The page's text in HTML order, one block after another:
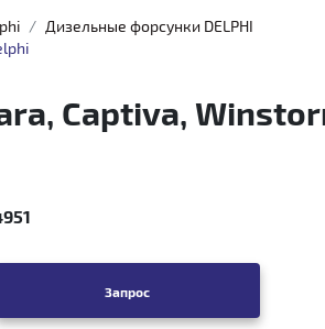
Дизельные форсунки DELPHI
Captiva,
Запрос